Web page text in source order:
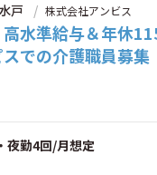
戸 株式会社アンビス
高水準給与＆年休
での介護職員募集
夜勤4回/月想定